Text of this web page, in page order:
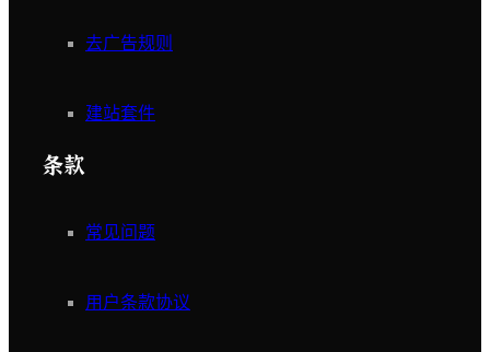
去广告规则
建站套件
条款
常见问题
用户条款协议